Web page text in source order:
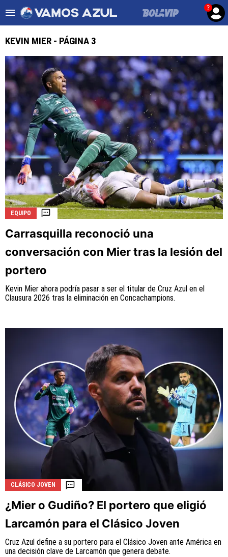
?
Noticias Cruz Azul HOY
ULTIMAS NOTICIAS
LEAGUES CUP
LIGA MX
FEMENIL
FUERZAS BÁSICAS
MERCADO DE FICHAJES
OPINIÓN
QUIENES SOMOS
Este portal es una sección especial del portal
Bolavip.com con información destinada a los fans del
Términos y Condiciones
Políticas de Privacidad
Política Editorial
Ad Choices
Vamos Azul, al igual que Futbol Sites, es una
compañía perteneciente a Better Collective.
Todos los derechos reservados.
La aceptación de una de las ofertas presentadas en esta
página puede dar lugar a un pago a
Vamos Azul
puede influir en cómo y dónde aparecen los operadores de
juego en la página y en el orden en que aparecen, pero no
influye en nuestras evaluaciones.
KEVIN MIER - PÁGINA 3
EQUIPO
Carrasquilla reconoció una
conversación con Mier tras la lesión del
portero
Kevin Mier ahora podría pasar a ser el titular de Cruz Azul en el
Clausura 2026 tras la eliminación en Concachampions.
CLÁSICO JOVEN
¿Mier o Gudiño? El portero que eligió
Larcamón para el Clásico Joven
Cruz Azul define a su portero para el Clásico Joven ante América en
una decisión clave de Larcamón que genera debate.